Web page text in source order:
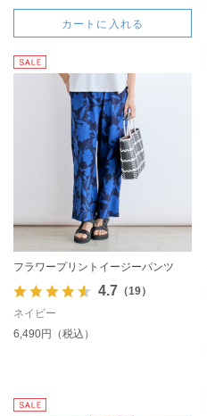
カートに入れる
フラワープリントイージーパンツ
4.7 （19）
ネイビー
6,490円（税込）